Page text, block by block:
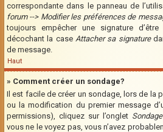
correspondante dans le panneau de
forum --> Modifier les préférences de
toujours empêcher une signature
décochant la case Attacher sa signature
de message.
Haut
» Comment créer un sondage?
Il est facile de créer un sondage, lors de la
ou la modification du premier message
permissions), cliquez sur l’onglet Sondage
vous ne le voyez pas, vous n’avez